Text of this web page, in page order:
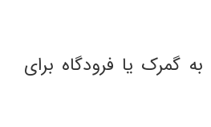
به گمرک یا فرودگاه برای